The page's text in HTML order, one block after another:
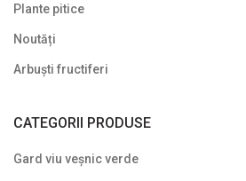
Plante pitice
Noutăți
Arbuști fructiferi
CATEGORII PRODUSE
Gard viu veșnic verde